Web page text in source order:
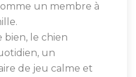
un membre à
bien, le chien
un
de jeu calme et